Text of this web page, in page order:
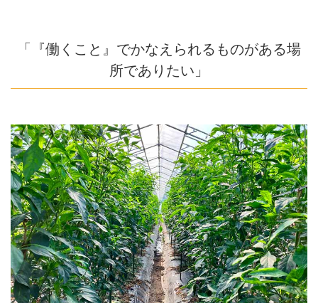
「『働くこと』でかなえられるものがある場
所でありたい」